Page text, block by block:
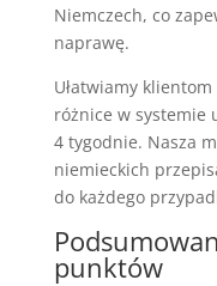
Niemczech, co
naprawę.
Ułatwiamy
różnice w systemie
4 tygodnie. Nasza
niemieckich
do każdego
punktów